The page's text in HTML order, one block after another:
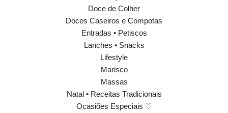
Doce de Colher
Doces Caseiros e Compotas
Entradas • Petiscos
Lanches • Snacks
Lifestyle
Marisco
Massas
Natal • Receitas Tradicionais
Ocasiões Especiais ♡